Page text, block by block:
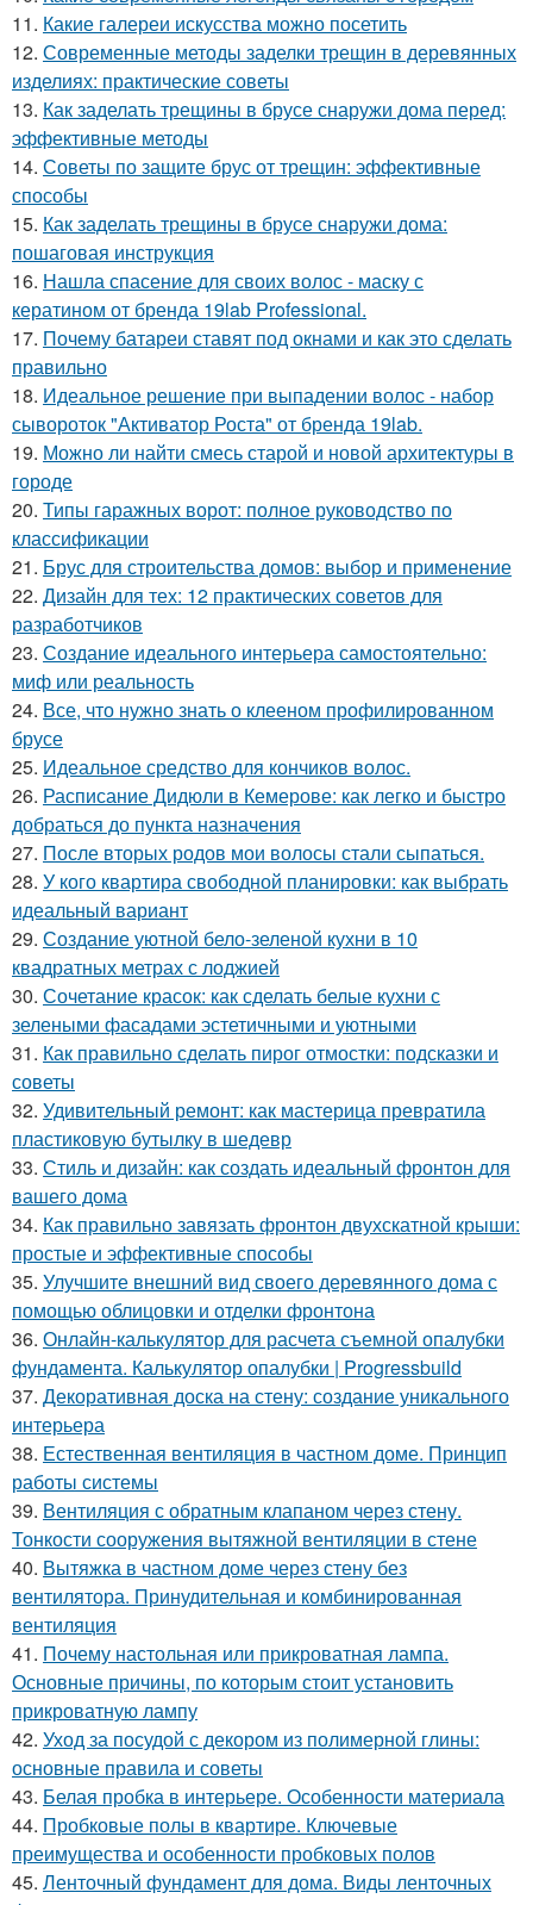
11. Какие галереи искусства можно посетить
12. Современные методы заделки трещин в деревянных
изделиях: практические советы
13. Как заделать трещины в брусе снаружи дома перед:
эффективные методы
14. Советы по защите брус от трещин: эффективные
способы
15. Как заделать трещины в брусе снаружи дома:
пошаговая инструкция
16. Нашла спасение для своих волос - маску с
кератином от бренда 19lab Professional.
17. Почему батареи ставят под окнами и как это сделать
правильно
18. Идеальное решение при выпадении волос - набор
сывороток "Активатор Роста" от бренда 19lab.
19. Можно ли найти смесь старой и новой архитектуры в
городе
20. Типы гаражных ворот: полное руководство по
классификации
21. Брус для строительства домов: выбор и применение
22. Дизайн для тех: 12 практических советов для
разработчиков
23. Создание идеального интерьера самостоятельно:
миф или реальность
24. Все, что нужно знать о клееном профилированном
брусе
25. Идеальное средство для кончиков волос.
26. Расписание Дидюли в Кемерове: как легко и быстро
добраться до пункта назначения
27. После вторых родов мои волосы стали сыпаться.
28. У кого квартира свободной планировки: как выбрать
идеальный вариант
29. Создание уютной бело-зеленой кухни в 10
квадратных метрах с лоджией
30. Сочетание красок: как сделать белые кухни с
зелеными фасадами эстетичными и уютными
31. Как правильно сделать пирог отмостки: подсказки и
советы
32. Удивительный ремонт: как мастерица превратила
пластиковую бутылку в шедевр
33. Стиль и дизайн: как создать идеальный фронтон для
вашего дома
34. Как правильно завязать фронтон двухскатной крыши:
простые и эффективные способы
35. Улучшите внешний вид своего деревянного дома с
помощью облицовки и отделки фронтона
36. Онлайн-калькулятор для расчета съемной опалубки
фундамента. Калькулятор опалубки | Progressbuild
37. Декоративная доска на стену: создание уникального
интерьера
38. Естественная вентиляция в частном доме. Принцип
работы системы
39. Вентиляция с обратным клапаном через стену.
Тонкости сооружения вытяжной вентиляции в стене
40. Вытяжка в частном доме через стену без
вентилятора. Принудительная и комбинированная
вентиляция
41. Почему настольная или прикроватная лампа.
Основные причины, по которым стоит установить
прикроватную лампу
42. Уход за посудой с декором из полимерной глины:
основные правила и советы
43. Белая пробка в интерьере. Особенности материала
44. Пробковые полы в квартире. Ключевые
преимущества и особенности пробковых полов
45. Ленточный фундамент для дома. Виды ленточных